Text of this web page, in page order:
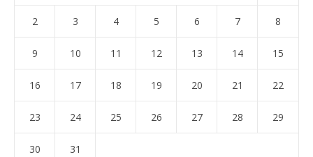
2 3 4 5 6 7 8
9 10 11 12 13 14 15
16 17 18 19 20 21 22
23 24 25 26 27 28 29
30 31